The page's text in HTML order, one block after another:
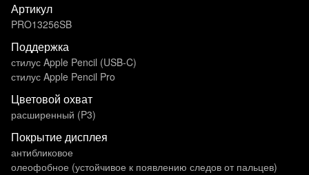
Артикул
PRO13256SB
Поддержка
стилус Apple Pencil (USB‑C)
стилус Apple Pencil Pro
Цветовой охват
расширенный (P3)
Покрытие дисплея
антибликовое
олеофобное (устойчивое к появлению следов от пальцев)